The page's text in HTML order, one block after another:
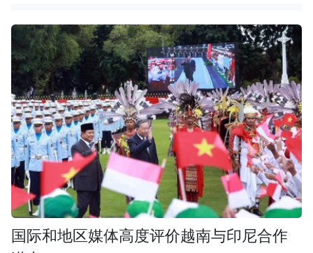
国际和地区媒体高度评价越南与印尼合作